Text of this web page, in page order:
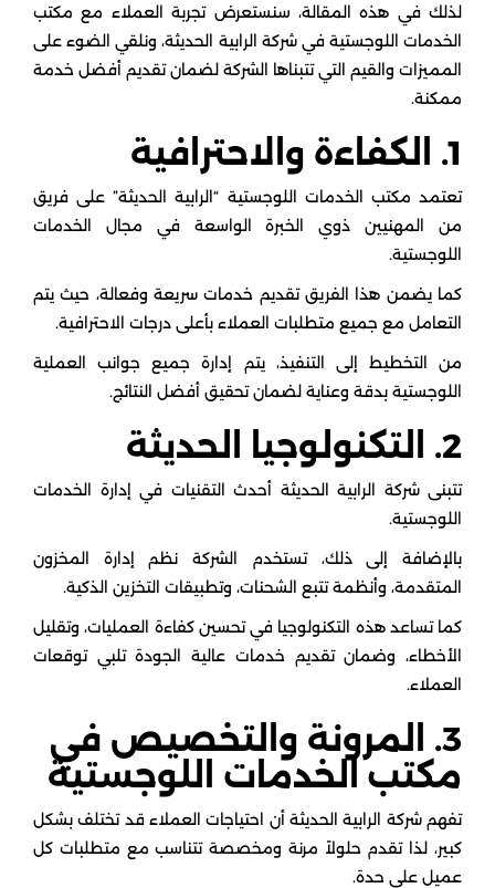
لذلك في هذه المقالة، سنستعرض تجربة العملاء مع مكتب
الخدمات اللوجستية في شركة الرابية الحديثة، ونلقي الضوء على
المميزات والقيم التي تتبناها الشركة لضمان تقديم أفضل خدمة
ممكنة.
1. الكفاءة والاحترافية
تعتمد مكتب الخدمات اللوجستية “الرابية الحديثة” على فريق
من المهنيين ذوي الخبرة الواسعة في مجال الخدمات
اللوجستية.
كما يضمن هذا الفريق تقديم خدمات سريعة وفعالة، حيث يتم
التعامل مع جميع متطلبات العملاء بأعلى درجات الاحترافية.
من التخطيط إلى التنفيذ، يتم إدارة جميع جوانب العملية
اللوجستية بدقة وعناية لضمان تحقيق أفضل النتائج.
2. التكنولوجيا الحديثة
تتبنى شركة الرابية الحديثة أحدث التقنيات في إدارة الخدمات
اللوجستية.
بالإضافة إلى ذلك، تستخدم الشركة نظم إدارة المخزون
المتقدمة، وأنظمة تتبع الشحنات، وتطبيقات التخزين الذكية.
كما تساعد هذه التكنولوجيا في تحسين كفاءة العمليات، وتقليل
الأخطاء، وضمان تقديم خدمات عالية الجودة تلبي توقعات
العملاء.
3. المرونة والتخصيص في
مكتب الخدمات اللوجستية
تفهم شركة الرابية الحديثة أن احتياجات العملاء قد تختلف بشكل
كبير، لذا تقدم حلولاً مرنة ومخصصة تتناسب مع متطلبات كل
عميل على حدة.